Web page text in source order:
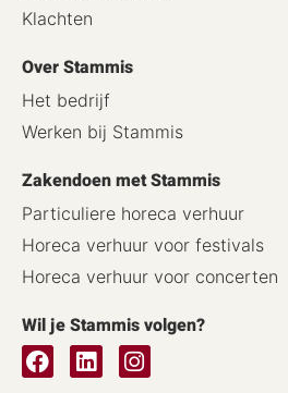
Klachten
Over Stammis
Het bedrijf
Werken bij Stammis
Zakendoen met Stammis
Particuliere horeca verhuur
Horeca verhuur voor festivals
Horeca verhuur voor concerten
Wil je Stammis volgen?